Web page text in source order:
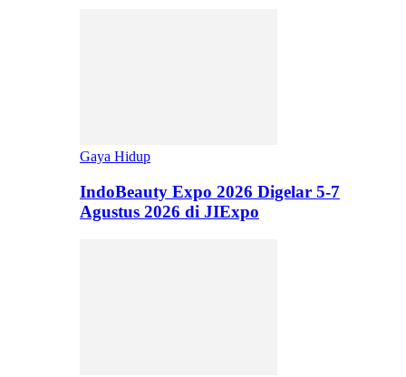
Gaya Hidup
IndoBeauty Expo 2026 Digelar 5-7
Agustus 2026 di JIExpo